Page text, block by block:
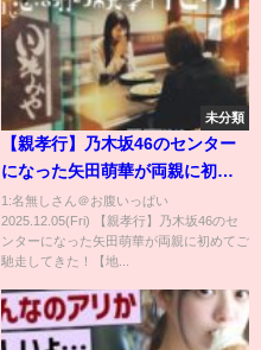
未分類
【親孝行】乃木坂46のセンター
になった矢田萌華が両親に初め
てご馳走してきた！【地元・秋
田】
1:名無しさん＠お腹いっぱい
2025.12.05(Fri) 【親孝行】乃木坂46のセ
ンターになった矢田萌華が両親に初めてご
馳走してきた！【地...